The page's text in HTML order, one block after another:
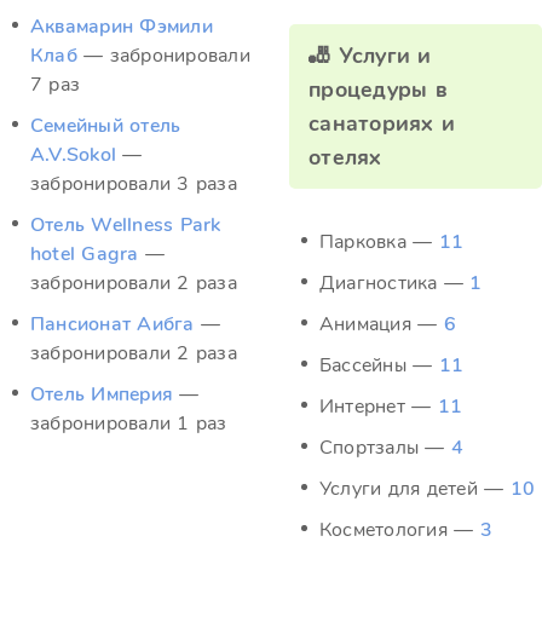
Аквамарин Фэмили
Клаб — забронировали
7 раз
Семейный отель
A.V.Sokol —
забронировали 3 раза
Отель Wellness Park
hotel Gagra —
забронировали 2 раза
Пансионат Аибга —
забронировали 2 раза
Отель Империя —
забронировали 1 раз
🎳 Услуги и
процедуры в
санаториях и
отелях
Парковка — 11
Диагностика — 1
Анимация — 6
Бассейны — 11
Интернет — 11
Спортзалы — 4
Услуги для детей — 10
Косметология — 3